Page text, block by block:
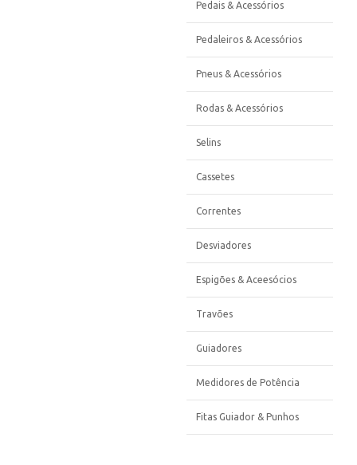
Pedais & Acessórios
Pedaleiros & Acessórios
Pneus & Acessórios
Rodas & Acessórios
Selins
Cassetes
Correntes
Desviadores
Espigões & Aceesócios
Travões
Guiadores
Medidores de Potência
Fitas Guiador & Punhos